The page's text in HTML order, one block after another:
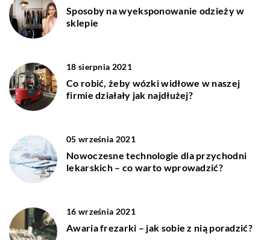
Sposoby na wyeksponowanie odzieży w
sklepie
18 sierpnia 2021
Co robić, żeby wózki widłowe w naszej
firmie działały jak najdłużej?
05 września 2021
Nowoczesne technologie dla przychodni
lekarskich – co warto wprowadzić?
16 września 2021
Awaria frezarki – jak sobie z nią poradzić?